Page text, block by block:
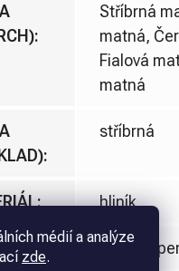
médií a analýze
zde.
:
Stříbrná
matná,
Fialová
matná
:
stříbrná
: hliník
: